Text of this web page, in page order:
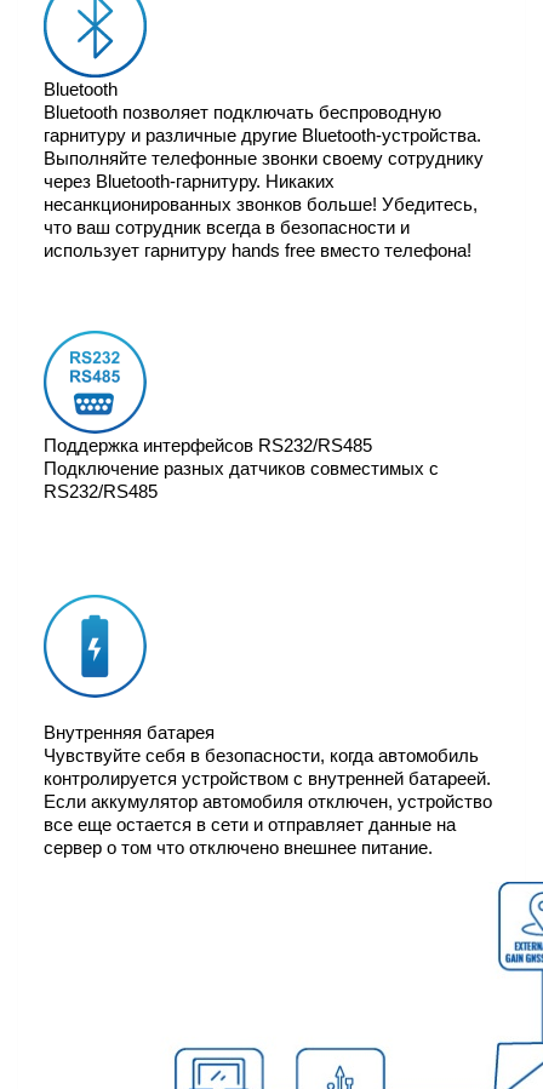
Bluetooth
Bluetooth позволяет подключать беспроводную
гарнитуру и различные другие Bluetooth-устройства.
Выполняйте телефонные звонки своему сотруднику
через Bluetooth-гарнитуру. Никаких
несанкционированных звонков больше! Убедитесь,
что ваш сотрудник всегда в безопасности и
использует гарнитуру hands free вместо телефона!
Поддержка интерфейсов RS232/RS485
Подключение разных датчиков совместимых с
RS232/RS485
Внутренняя батарея
Чувствуйте себя в безопасности, когда автомобиль
контролируется устройством с внутренней батареей.
Если аккумулятор автомобиля отключен, устройство
все еще остается в сети и отправляет данные на
сервер о том что отключено внешнее питание.